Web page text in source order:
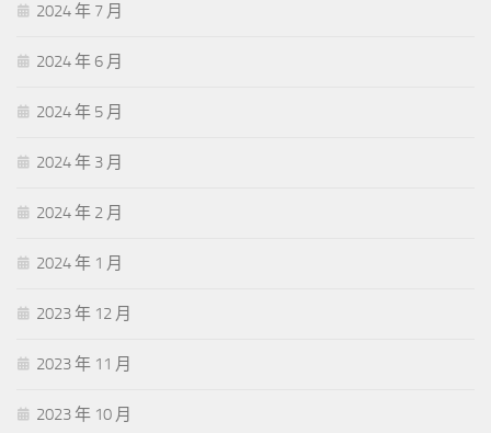
2024 年 7 月
2024 年 6 月
2024 年 5 月
2024 年 3 月
2024 年 2 月
2024 年 1 月
2023 年 12 月
2023 年 11 月
2023 年 10 月